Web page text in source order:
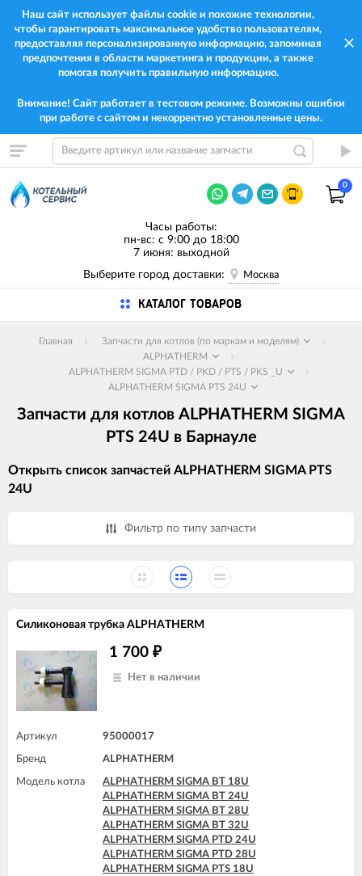
Наш сайт использует файлы cookie и похожие технологии,
чтобы гарантировать максимальное удобство пользователям,
предоставляя персонализированную информацию, запоминая
предпочтения в области маркетинга и продукции, а также
помогая получить правильную информацию.
Внимание! Сайт работает в тестовом режиме. Возможны ошибки
при работе с сайтом и некорректно установленные цены.
0
Часы работы:
пн-вс: с 9:00 до 18:00
7 июня: выходной
Выберите город доставки:
Москва
КАТАЛОГ ТОВАРОВ
Главная
Запчасти для котлов (по маркам и моделям)
ALPHATHERM
ALPHATHERM SIGMA PTD / PKD / PTS / PKS _U
ALPHATHERM SIGMA PTS 24U
Запчасти для котлов ALPHATHERM SIGMA
PTS 24U в Барнауле
Открыть список запчастей ALPHATHERM SIGMA PTS
24U
Фильтр по типу запчасти
Силиконовая трубка ALPHATHERM
1 700 ₽
Нет в наличии
Артикул 95000017
Бренд ALPHATHERM
Модель котла
ALPHATHERM SIGMA BT 18U
ALPHATHERM SIGMA BT 24U
ALPHATHERM SIGMA BT 28U
ALPHATHERM SIGMA BT 32U
ALPHATHERM SIGMA PTD 24U
ALPHATHERM SIGMA PTD 28U
ALPHATHERM SIGMA PTS 18U